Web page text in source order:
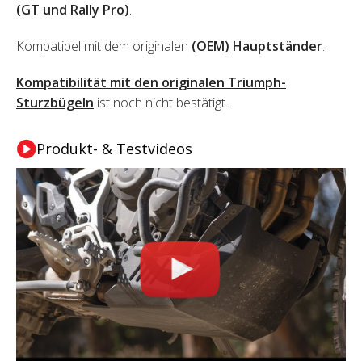
(GT und Rally Pro).
Kompatibel mit dem originalen (OEM) Hauptständer.
Kompatibilität mit den originalen Triumph-
Sturzbügeln ist noch nicht bestätigt.
Produkt- & Testvideos